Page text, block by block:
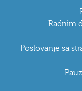
Radnim
Poslovanje sa